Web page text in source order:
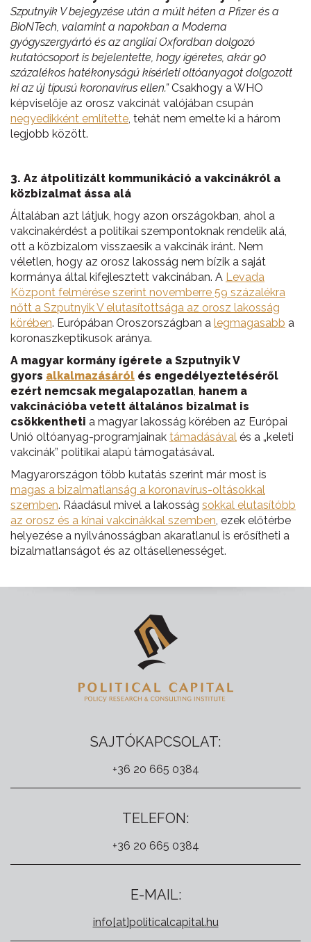
Szputnyik V bejegyzése után a múlt héten a Pfizer és a
BioNTech, valamint a napokban a Moderna
gyógyszergyártó és az angliai Oxfordban dolgozó
kutatócsoport is bejelentette, hogy ígéretes, akár 90
százalékos hatékonyságú kísérleti oltóanyagot dolgozott
ki az új típusú koronavírus ellen.”Csakhogy a WHO
képviselője az orosz vakcinát valójában csupán
negyedikként említette, tehát nem emelte ki a három
legjobb között.
3. Az átpolitizált kommunikáció a vakcinákról a
közbizalmat ássa alá
Általában azt látjuk, hogy azon országokban, ahol a
vakcinakérdést a politikai szempontoknak rendelik alá,
ott a közbizalom visszaesik a vakcinák iránt. Nem
véletlen, hogy az orosz lakosság nem bízik a saját
kormánya által kifejlesztett vakcinában. A Levada
Központ felmérése szerint novemberre 59 százalékra
nőtt a Szputnyik V elutasítottsága az orosz lakosság
körében. Európában Oroszországban a legmagasabb a
koronaszkeptikusok aránya.
A magyar kormány ígérete a Szputnyik V
gyors alkalmazásáról és engedélyeztetéséről
ezért nemcsak megalapozatlan, hanem a
vakcinációba vetett általános bizalmat is
csökkentheti a magyar lakosság körében az Európai
Unió oltóanyag-programjainak támadásával és a „keleti
vakcinák” politikai alapú támogatásával.
Magyarországon több kutatás szerint már most is
magas a bizalmatlanság a koronavírus-oltásokkal
szemben. Ráadásul mivel a lakosság sokkal elutasítóbb
az orosz és a kínai vakcinákkal szemben, ezek előtérbe
helyezése a nyilvánosságban akaratlanul is erősítheti a
bizalmatlanságot és az oltásellenességet.
SAJTÓKAPCSOLAT:
+36 20 665 0384
TELEFON:
+36 20 665 0384
E-MAIL:
info[at]politicalcapital.hu